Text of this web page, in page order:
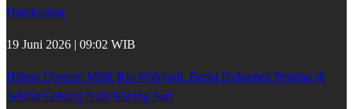
Damkarmat
19 Juni 2026 | 09:02 WIB
Hilang Dompet Milik Rio Wahyudi, Berisi Dokumen Penting di
Sekitar Lebung Nala Karang Sari